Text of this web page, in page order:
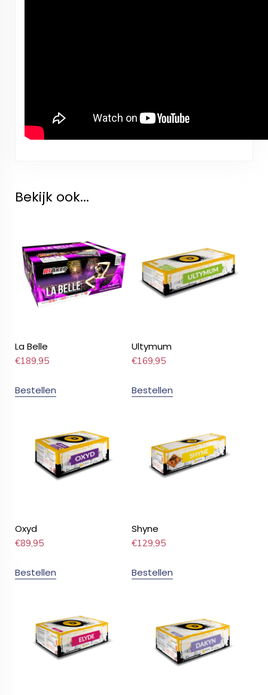
Bekijk ook...
La Belle
€189,95
Bestellen
Ultymum
€169,95
Bestellen
Oxyd
€89,95
Bestellen
Shyne
€129,95
Bestellen